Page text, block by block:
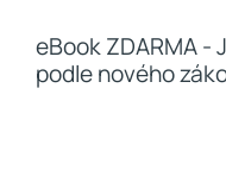
eBook ZDARMA
podle nového